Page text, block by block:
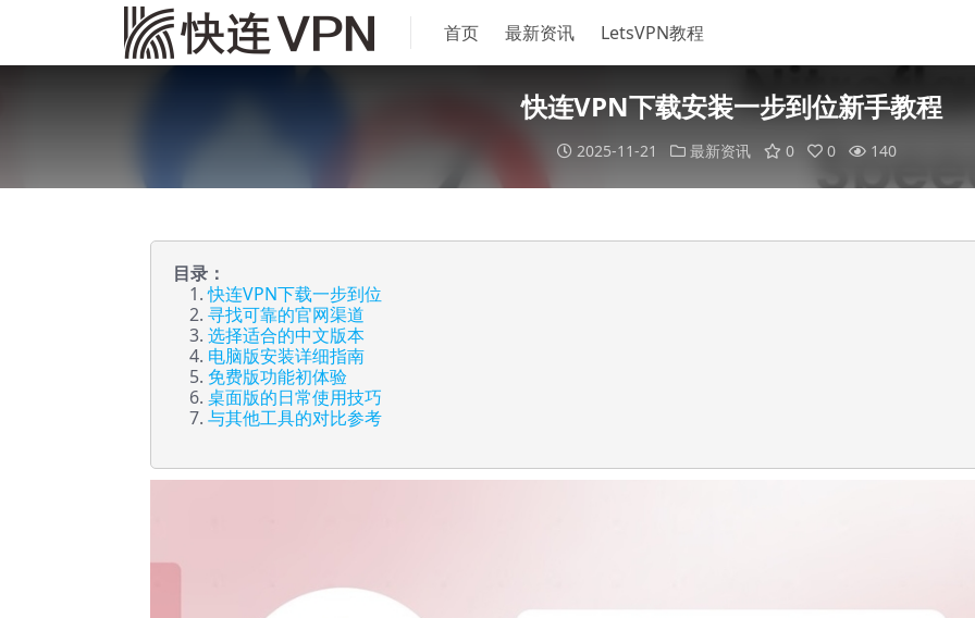
首页 最新资讯 LetsVPN教程
快连VPN下载安装一步到位新手教程
2025-11-21 最新资讯 0 0 140
目录：
快连VPN下载一步到位
寻找可靠的官网渠道
选择适合的中文版本
电脑版安装详细指南
免费版功能初体验
桌面版的日常使用技巧
与其他工具的对比参考